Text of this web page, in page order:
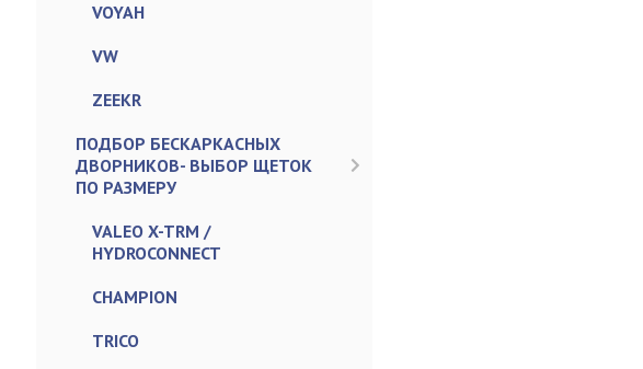
VOYAH
VW
ZEEKR
ПОДБОР БЕСКАРКАСНЫХ
ДВОРНИКОВ- ВЫБОР ЩЕТОК
ПО РАЗМЕРУ
VALEO X-TRM /
HYDROCONNECT
CHAMPION
TRICO